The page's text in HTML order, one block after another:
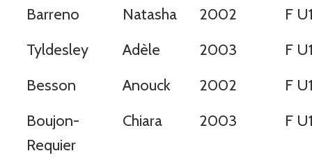
Barreno
Natasha 2002
F
Tyldesley
Adèle 2003
F
Besson
Anouck 2002
F
Boujon-
Requier
Chiara 2003 F